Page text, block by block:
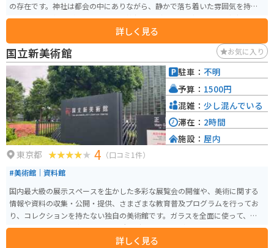
の存在です。神社は都会の中にありながら、静かで落ち着いた雰囲気を持
ち、多くの参拝者が訪れます。この神社の見どころは、縁結びや良縁祈願に
訪れる人々が多いことです。特に若いカップルや婚活中の方々に人気があり
ます。毎年旧暦の10月には「縁結び大祭」が行われ、たくさんの人が参加し
ます。また、神前結婚式も行われており、格式高い雰囲気の中で挙式ができ
ます。
詳しく見る
国立新美術館 お気に入り
東京都 4 （口コミ1件）
#美術館｜資料館
国内最大級の展示スペースを生かした多彩な展覧会の開催や、美術に関する
情報や資料の収集・公開・提供、さまざまな教育普及プログラムを行ってお
り、コレクションを持たない独自の美術館です。ガラスを全面に使って、流れ
るような波打つ建築家の黒川紀章氏のデザインも見どころの一つです。
詳しく見る
駐車： 不明
予算： 1500円
混雑： 少し混んでいる
滞在： 2時間
施設： 屋内